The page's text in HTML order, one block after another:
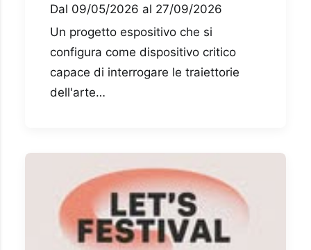
Dal 09/05/2026 al 27/09/2026
Un progetto espositivo che si
configura come dispositivo critico
capace di interrogare le traiettorie
dell'arte…